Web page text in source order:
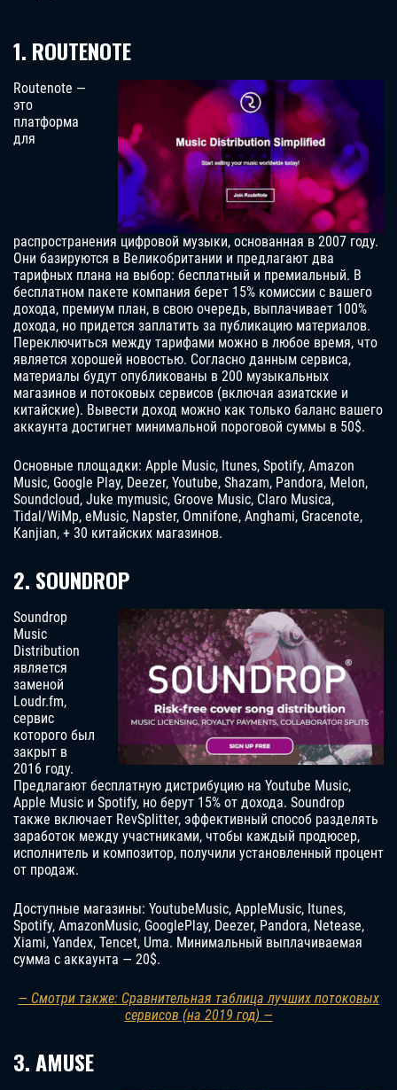
1. ROUTENOTE
Routenote —
это
платформа
для
распространения цифровой музыки, основанная в 2007 году.
Они базируются в Великобритании и предлагают два
тарифных плана на выбор: бесплатный и премиальный. В
бесплатном пакете компания берет 15% комиссии с вашего
дохода, премиум план, в свою очередь, выплачивает 100%
дохода, но придется заплатить за публикацию материалов.
Переключиться между тарифами можно в любое время, что
является хорошей новостью. Согласно данным сервиса,
материалы будут опубликованы в 200 музыкальных
магазинов и потоковых сервисов (включая азиатские и
китайские). Вывести доход можно как только баланс вашего
аккаунта достигнет минимальной пороговой суммы в 50$.
Основные площадки: Apple Music, Itunes, Spotify, Amazon
Music, Google Play, Deezer, Youtube, Shazam, Pandora, Melon,
Soundcloud, Juke mymusic, Groove Music, Claro Musica,
Tidal/WiMp, eMusic, Napster, Omnifone, Anghami, Gracenote,
Kanjian, + 30 китайских магазинов.
2. SOUNDROP
Soundrop
Music
Distribution
является
заменой
Loudr.fm,
сервис
которого был
закрыт в
2016 году.
Предлагают бесплатную дистрибуцию на Youtube Music,
Apple Music и Spotify, но берут 15% от дохода. Soundrop
также включает RevSplitter, эффективный способ разделять
заработок между участниками, чтобы каждый продюсер,
исполнитель и композитор, получили установленный процент
от продаж.
Доступные магазины: YoutubeMusic, AppleMusic, Itunes,
Spotify, AmazonMusic, GooglePlay, Deezer, Pandora, Netease,
Xiami, Yandex, Tencet, Uma. Минимальный выплачиваемая
сумма с аккаунта — 20$.
— Смотри также: Сравнительная таблица лучших потоковых
сервисов (на 2019 год) —
3. AMUSE